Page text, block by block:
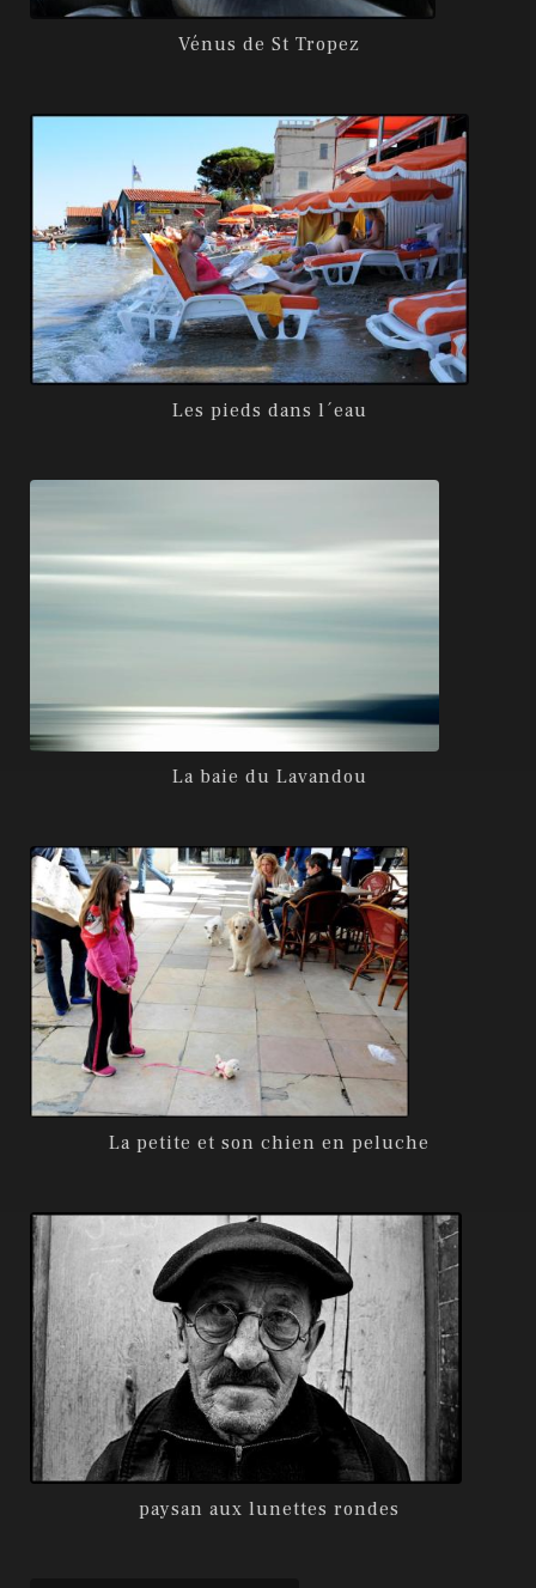
Vénus de St Tropez
Les pieds dans l´eau
La baie du Lavandou
La petite et son chien en peluche
paysan aux lunettes rondes